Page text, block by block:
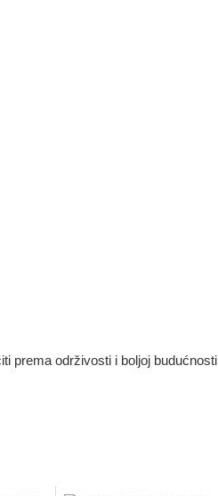
prema održivosti i boljoj budućnosti